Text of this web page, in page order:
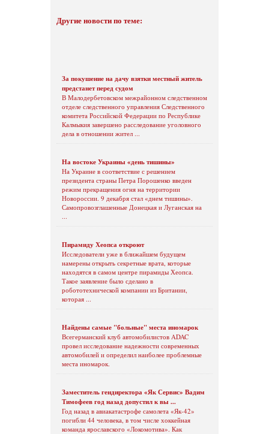
Другие новости по теме:
За покушение на дачу взятки местный житель
предстанет перед судом
В Малодербетовском межрайонном следственном
отделе следственного управления Следственного
комитета Российской Федерации по Республике
Калмыкия завершено расследование уголовного
дела в отношении жител ...
На востоке Украины «день тишины»
На Украине в соответствие с решением
президента страны Петра Порошенко введен
режим прекращения огня на территории
Новороссии. 9 декабря стал «днем тишины».
Самопровозглашенные Донецкая и Луганская на
...
Пирамиду Хеопса откроют
Исследователи уже в ближайшем будущем
намерены открыть секретные врата, которые
находятся в самом центре пирамиды Хеопса.
Такое заявление было сделано в
робототехнической компании из Британии,
которая ...
Найдены самые "больные" места иномарок
Всегерманский клуб автомобилистов ADAC
провел исследование надежности современных
автомобилей и определил наиболее проблемные
места иномарок.
Заместитель гендиректора «Як Сервис» Вадим
Тимофеев год назад допустил к вы ...
Год назад в авиакатастрофе самолета «Як-42»
погибли 44 человека, в том числе хоккейная
команда ярославского «Локомотива». Как